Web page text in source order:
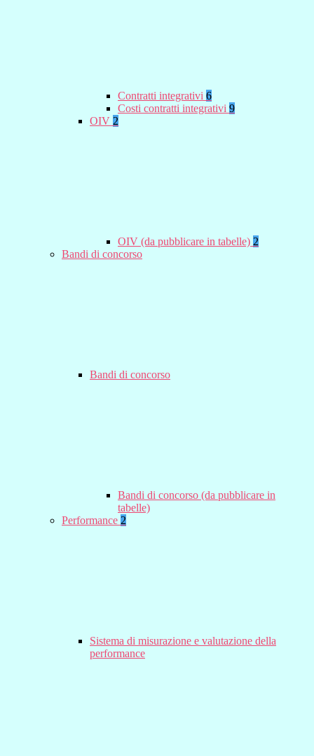
Contratti integrativi 6
Costi contratti integrativi 9
OIV 2
OIV (da pubblicare in tabelle) 2
Bandi di concorso
Bandi di concorso
Bandi di concorso (da pubblicare in
tabelle)
Performance 2
Sistema di misurazione e valutazione della
performance